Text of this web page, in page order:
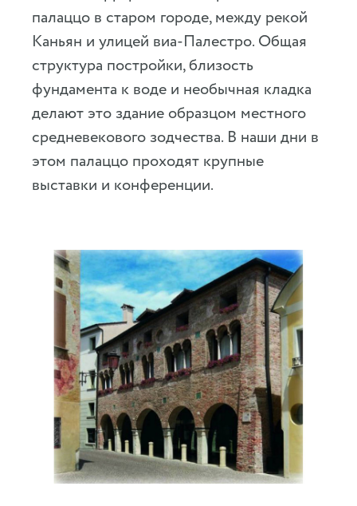
палаццо в старом городе, между рекой
Каньян и улицей виа-Палестро. Общая
структура постройки, близость
фундамента к воде и необычная кладка
делают это здание образцом местного
средневекового зодчества. В наши дни в
этом палаццо проходят крупные
выставки и конференции.